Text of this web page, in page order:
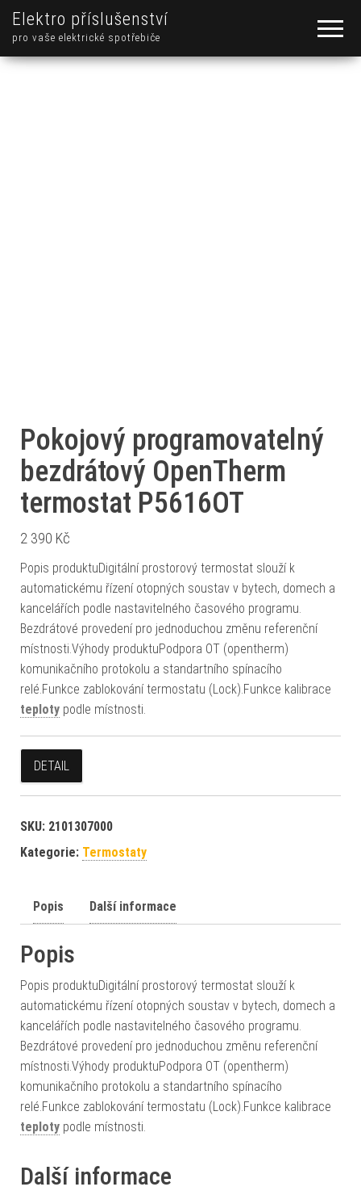
Elektro příslušenství
pro vaše elektrické spotřebiče
Pokojový programovatelný
bezdrátový OpenTherm
termostat P5616OT
2 390 Kč
Popis produktuDigitální prostorový termostat slouží k
automatickému řízení otopných soustav v bytech, domech a
kancelářích podle nastavitelného časového programu.
Bezdrátové provedení pro jednoduchou změnu referenční
místnosti.Výhody produktuPodpora OT (opentherm)
komunikačního protokolu a standartního spínacího
relé.Funkce zablokování termostatu (Lock).Funkce kalibrace
teploty podle místnosti.
DETAIL
SKU: 2101307000
Kategorie: Termostaty
Popis Další informace
Popis
Popis produktuDigitální prostorový termostat slouží k
automatickému řízení otopných soustav v bytech, domech a
kancelářích podle nastavitelného časového programu.
Bezdrátové provedení pro jednoduchou změnu referenční
místnosti.Výhody produktuPodpora OT (opentherm)
komunikačního protokolu a standartního spínacího
relé.Funkce zablokování termostatu (Lock).Funkce kalibrace
teploty podle místnosti.
Další informace